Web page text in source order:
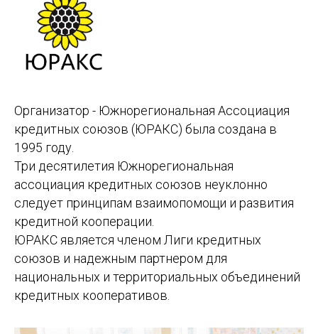
Организатор - Южнорегиональная Ассоциация
кредитных союзов (ЮРАКС) была создана в
1995 году.
Три десятилетия Южнорегиональная
ассоциация кредитных союзов неуклонно
следует принципам взаимопомощи и развития
кредитной кооперации.
ЮРАКС является членом Лиги кредитных
союзов и надежным партнером для
национальных и территориальных объединений
кредитных кооперативов.